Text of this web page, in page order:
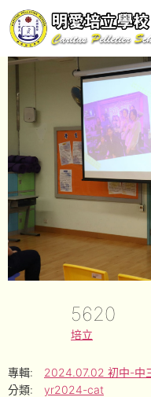
5620
培立
專輯:
2024.07.02 初中-中
分類:
yr2024-cat